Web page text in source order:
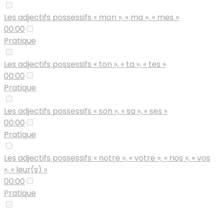
Les adjectifs possessifs « mon », « ma », « mes »
00:00
Pratique
Les adjectifs possessifs « ton », « ta », « tes »
00:00
Pratique
Les adjectifs possessifs « son », « sa », « ses »
00:00
Pratique
Les adjectifs possessifs « notre », « votre », « nos », « vos
», « leur(s) »
00:00
Pratique